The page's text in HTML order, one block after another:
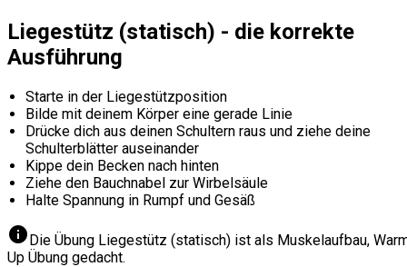
Liegestütz (statisch) - die korrekte
Ausführung
Starte in der Liegestützposition
Bilde mit deinem Körper eine gerade Linie
Drücke dich aus deinen Schultern raus und ziehe deine
Schulterblätter auseinander
Kippe dein Becken nach hinten
Ziehe den Bauchnabel zur Wirbelsäule
Halte Spannung in Rumpf und Gesäß
infoDie Übung Liegestütz (statisch) ist als Muskelaufbau,
Up Übung gedacht.